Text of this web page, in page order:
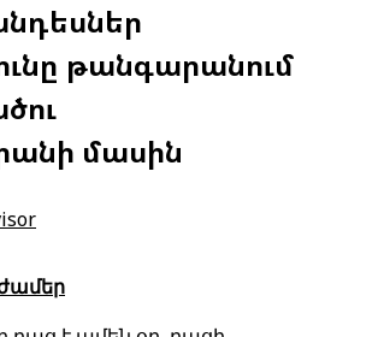
թանգարանում
մասին
ժամեր